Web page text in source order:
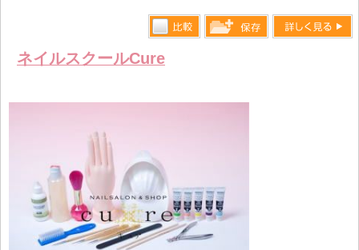
ネイルスクールCure
る
します